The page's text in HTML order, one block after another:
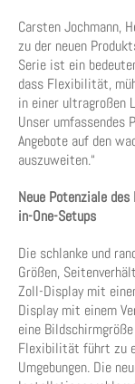
Carsten Jochmann,
zu der neuen
Serie ist ein
dass Flexibilität,
in einer ultragroßen
Unser umfassendes
Angebote auf den
auszuweiten.“
Neue Potenziale
in-One-Setups
Die schlanke und
Größen,
Zoll-Display mit
Display mit einem
eine
Flexibilität führt zu
Umgebungen. Die